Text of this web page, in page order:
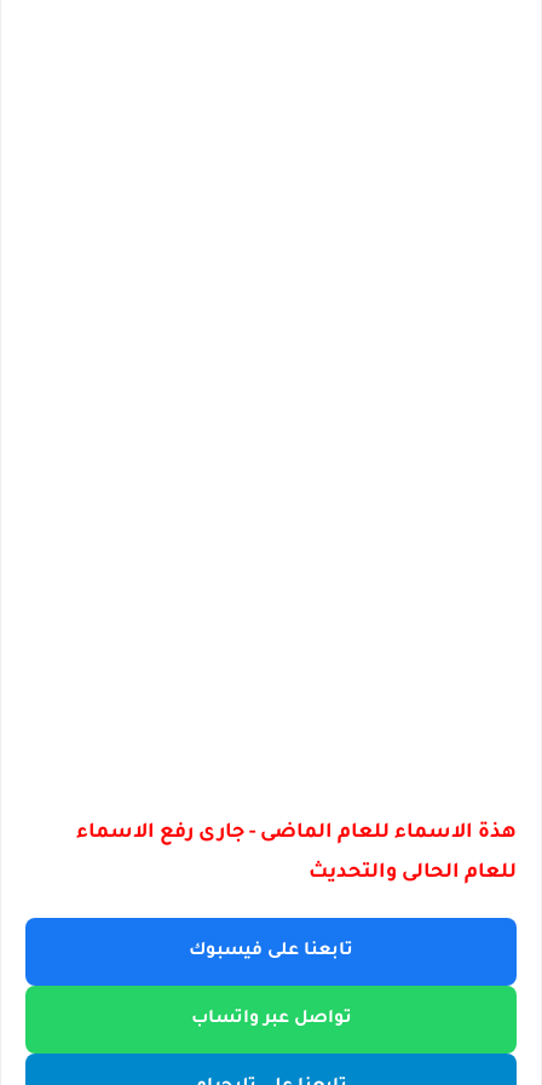
هذة الاسماء للعام الماضى - جارى رفع الاسماء
للعام الحالى والتحديث
تابعنا على فيسبوك
تواصل عبر واتساب